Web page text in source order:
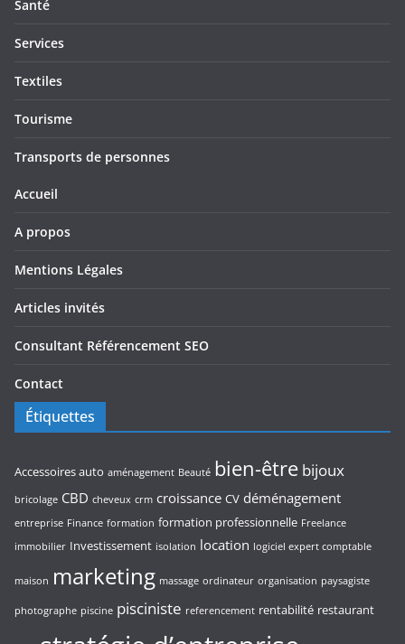
Santé
Services
Textiles
Tourisme
Transports de personnes
Accueil
A propos
Mentions Légales
Articles invités
Consultant Référencement SEO
Contact
Étiquettes
Accessoires auto aménagement Beauté bien-être bijoux
bricolage CBD cheveux crm croissance CV déménagement
entreprise Finance formation formation professionnelle Freelance
immobilier Investissement isolation location logiciel expert comptable
maison marketing massage ordinateur organisation paysagiste
photographe piscine pisciniste referencement rentabilité restaurant